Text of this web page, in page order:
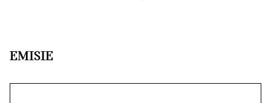
EMISIE